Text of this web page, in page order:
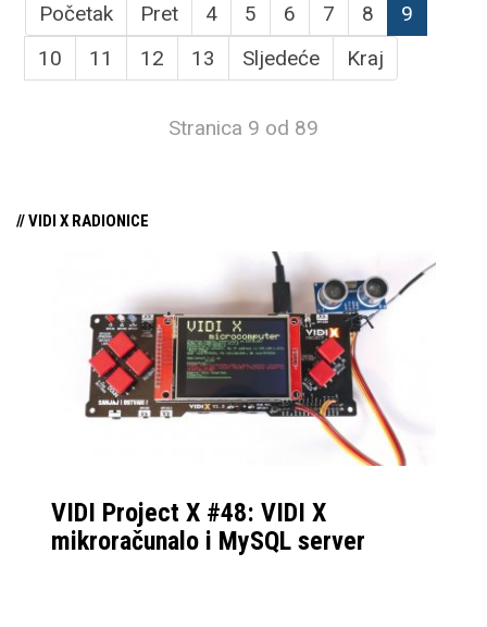
Početak Pret 4 5 6 7 8
9
10
11 12 13 Sljedeće Kraj
Stranica 9 od 89
// VIDI X RADIONICE
VIDI Project X #48: VIDI X
mikroračunalo i MySQL server